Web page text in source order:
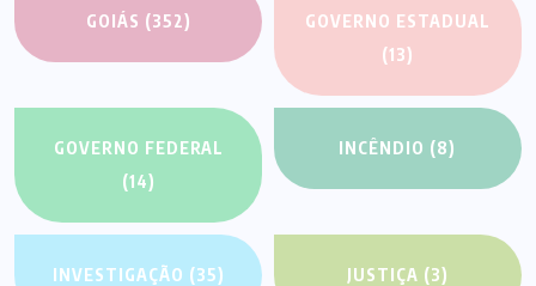
GOIÁS (352)
GOVERNO ESTADUAL
(13)
GOVERNO FEDERAL
(14)
INCÊNDIO (8)
INVESTIGAÇÃO (35) JUSTIÇA (3)